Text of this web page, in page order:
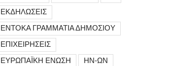
ΕΚΔΗΛΩΣΕΙΣ
ΕΝΤΟΚΑ ΓΡΑΜΜΑΤΙΑ ΔΗΜΟΣΙΟΥ
ΕΠΙΧΕΙΡΗΣΕΙΣ
ΕΥΡΩΠΑΪΚΗ ΕΝΩΣΗ
ΗΝ-ΩΝ